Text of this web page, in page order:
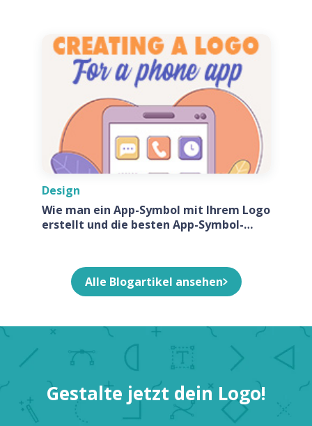
Design
Wie man ein App-Symbol mit Ihrem Logo
erstellt und die besten App-Symbol-
Alle Blogartikel ansehen
Gestalte jetzt dein Logo!